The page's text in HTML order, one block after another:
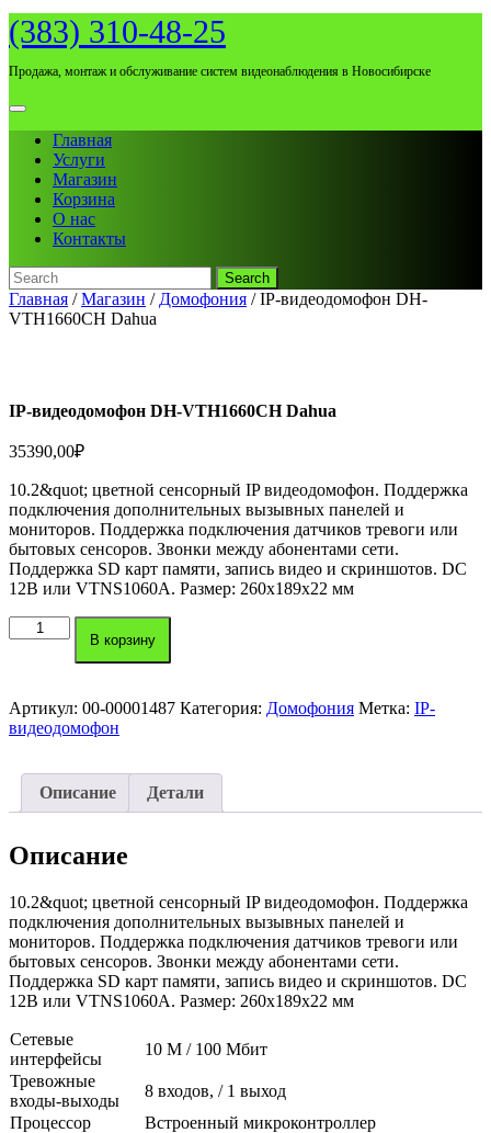
Skip
to
(383) 310-48-25
Продажа, монтаж и обслуживание систем видеонаблюдения в Новосибирске
Open
MenuГлавная
Услуги
Магазин
Корзина
О нас
Контакты
Search
for:
Close
Menu
Главная /Магазин / Домофония / IP-видеодомофон DH-
VTH1660CH Dahua
IP-видеодомофон DH-VTH1660CH Dahua
35390,00₽
10.2&quot; цветной сенсорный IP видеодомофон. Поддержка
подключения дополнительных вызывных панелей и
мониторов. Поддержка подключения датчиков тревоги или
бытовых сенсоров. Звонки между абонентами сети.
Поддержка SD карт памяти, запись видео и скриншотов. DC
12В или VTNS1060A. Размер: 260х189х22 мм
Количество
товара
DH-
VTH1660CH
Dahua
В корзину
Артикул: 00-00001487 Категория: Домофония Метка: IP-
видеодомофон
Описание Детали
Описание
10.2&quot; цветной сенсорный IP видеодомофон. Поддержка
подключения дополнительных вызывных панелей и
мониторов. Поддержка подключения датчиков тревоги или
бытовых сенсоров. Звонки между абонентами сети.
Поддержка SD карт памяти, запись видео и скриншотов. DC
12В или VTNS1060A. Размер: 260х189х22 мм
Сетевые
интерфейсы
10 M / 100 Мбит
Тревожные
входы-выходы
8 входов, / 1 выход
Процессор
Встроенный микроконтроллер